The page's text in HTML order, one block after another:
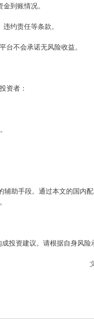
到账情况。
约责任等条款。
台不会承诺无风险收益。
资者：
辅助手段。通过本文的国内
投资建议。请根据自身风险